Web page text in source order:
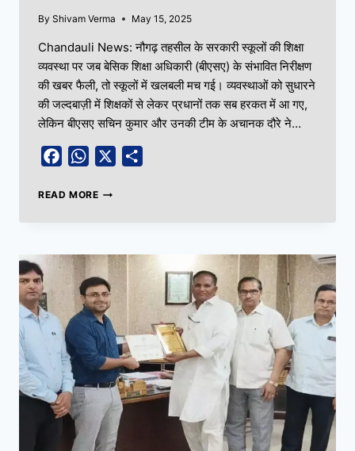
By Shivam Verma May 15, 2025
Chandauli News: नौगढ़ तहसील के सरकारी स्कूलों की शिक्षा
व्यवस्था पर जब बेसिक शिक्षा अधिकारी (बीएसए) के संभावित निरीक्षण
की खबर फैली, तो स्कूलों में खलबली मच गई। व्यवस्थाओं को सुधारने
की जल्दबाज़ी में शिक्षकों से लेकर प्रधानों तक सब हरकत में आ गए,
लेकिन बीएसए सचिन कुमार और उनकी टीम के अचानक दौरे ने…
FacebookWhatsApp
READ MORE